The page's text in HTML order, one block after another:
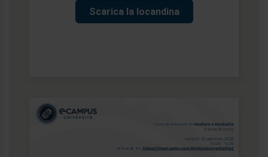
Scarica la locandina